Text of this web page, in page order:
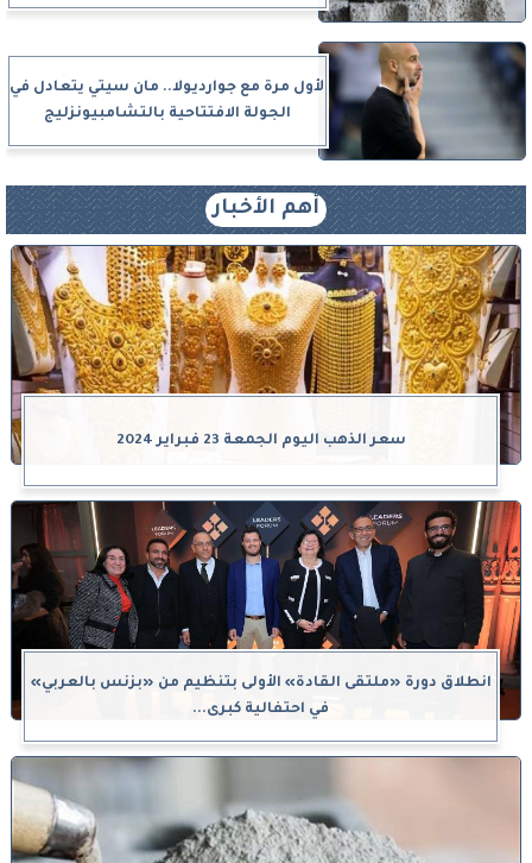
لأول مرة مع جوارديولا.. مان سيتي يتعادل في
الجولة الافتتاحية بالتشامبيونزليج
أهم الأخبار
سعر الذهب اليوم الجمعة 23 فبراير 2024
انطلاق دورة «ملتقى القادة» الأولى بتنظيم من «بزنس بالعربي»
في احتفالية كبرى...